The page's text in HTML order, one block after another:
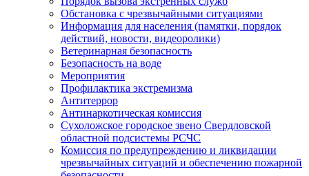
Обстановка с чрезвычайными ситуациями
Информация для населения (памятки, порядок
действий, новости, видеоролики)
Ветеринарная безопасность
Безопасность на воде
Мероприятия
Профилактика экстремизма
Антитеррор
Антинаркотическая комиссия
Сухоложское городское звено Свердловской
областной подсистемы РСЧС
Комиссия по предупреждению и ликвидации
чрезвычайных ситуаций и обеспечению пожарной